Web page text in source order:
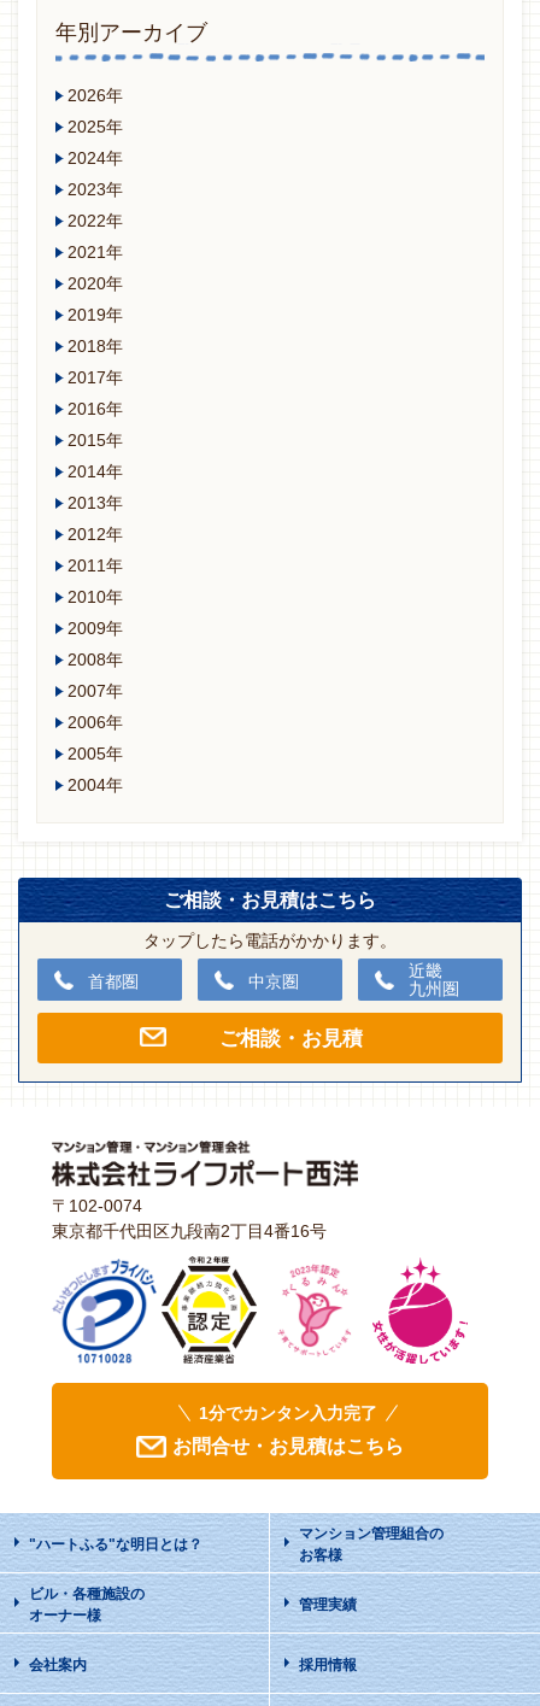
年別アーカイブ
2026年
2025年
2024年
2023年
2022年
2021年
2020年
2019年
2018年
2017年
2016年
2015年
2014年
2013年
2012年
2011年
2010年
2009年
2008年
2007年
2006年
2005年
2004年
ご相談・お見積はこちら
タップしたら電話がかかります。
首都圏 中京圏
近畿
九州圏
ご相談・お見積
〒102-0074
東京都千代田区九段南2丁目4番16号
1分でカンタン入力完了
お問合せ・お見積はこちら
"ハートふる"な明日とは？
マンション管理組合の
お客様
ビル・各種施設の
オーナー様
管理実績
会社案内 採用情報